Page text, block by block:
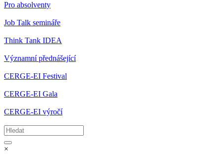
Pro absolventy
Job Talk semináře
Think Tank IDEA
Významní přednášející
CERGE-EI Festival
CERGE-EI Gala
CERGE-EI výročí
×